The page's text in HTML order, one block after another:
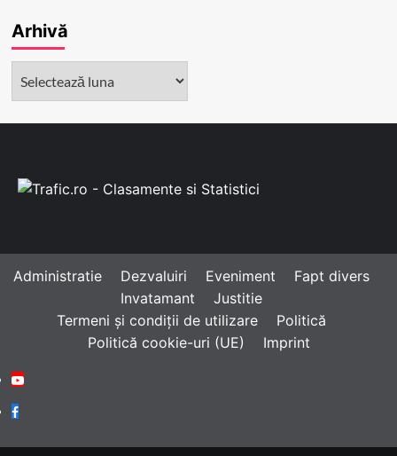
Arhivă
Administratie Dezvaluiri Eveniment
Fapt divers
Invatamant
Justitie
Termeni și condiții de utilizare
Politică
Politică cookie-uri (UE)
Imprint
Youtube
Facebook